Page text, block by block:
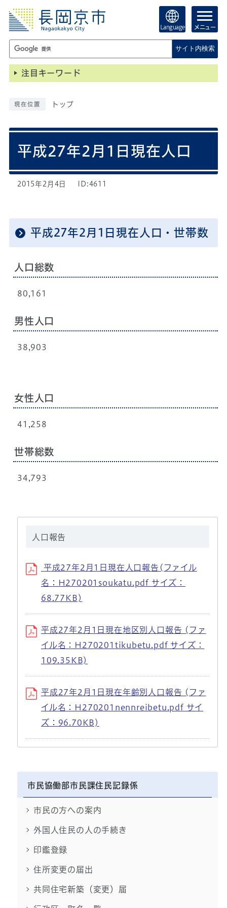
Language メニュー
サイト内検索
注目キーワード
現在位置 トップ
平成27年2月1日現在人口
2015年2月4日 ID:4611
平成27年2月1日現在人口・世帯数
人口総数
80,161
男性人口
38,903
女性人口
41,258
世帯総数
34,793
人口報告
平成27年2月1日現在人口報告(ファイル
名：H270201soukatu.pdf サイズ：
68.77KB)
平成27年2月1日現在地区別人口報告 (ファ
イル名：H270201tikubetu.pdf サイズ：
109.35KB)
平成27年2月1日現在年齢別人口報告 (ファ
イル名：H270201nennreibetu.pdf サイ
ズ：96.70KB)
市民協働部市民課住民記録係
市民の方への案内
外国人住民の人の手続き
印鑑登録
住所変更の届出
共同住宅新築（変更）届